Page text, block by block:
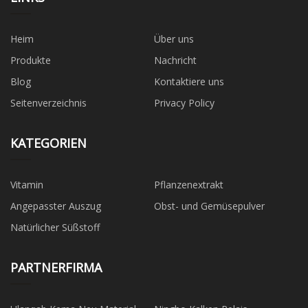
Heim
Über uns
Produkte
Nachricht
Blog
Kontaktiere uns
Seitenverzeichnis
Privacy Policy
KATEGORIEN
Vitamin
Pflanzenextrakt
Angepasster Auszug
Obst- und Gemüsepulver
Natürlicher Süßstoff
PARTNERFIRMA